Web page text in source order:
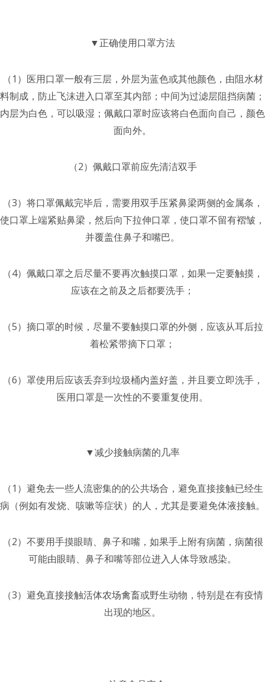
▼正确使用口罩方法
（1）医用口罩一般有三层，外层为蓝色或其他颜色，由阻水材
料制成，防止飞沫进入口罩至其内部；中间为过滤层阻挡病菌；
内层为白色，可以吸湿；佩戴口罩时应该将白色面向自己，颜色
面向外。
（2）佩戴口罩前应先清洁双手
（3）将口罩佩戴完毕后，需要用双手压紧鼻梁两侧的金属条，
使口罩上端紧贴鼻梁，然后向下拉伸口罩，使口罩不留有褶皱，
并覆盖住鼻子和嘴巴。
（4）佩戴口罩之后尽量不要再次触摸口罩，如果一定要触摸，
应该在之前及之后都要洗手；
（5）摘口罩的时候，尽量不要触摸口罩的外侧，应该从耳后拉
着松紧带摘下口罩；
（6）罩使用后应该丢弃到垃圾桶内盖好盖，并且要立即洗手，
医用口罩是一次性的不要重复使用。
▼减少接触病菌的几率
（1）避免去一些人流密集的的公共场合，避免直接接触已经生
病（例如有发烧、咳嗽等症状）的人，尤其是要避免体液接触。
（2）不要用手摸眼睛、鼻子和嘴，如果手上附有病菌，病菌很
可能由眼睛、鼻子和嘴等部位进入人体导致感染。
（3）避免直接接触活体农场禽畜或野生动物，特别是在有疫情
出现的地区。